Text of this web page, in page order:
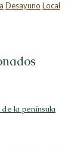
Desayuno Local
la península